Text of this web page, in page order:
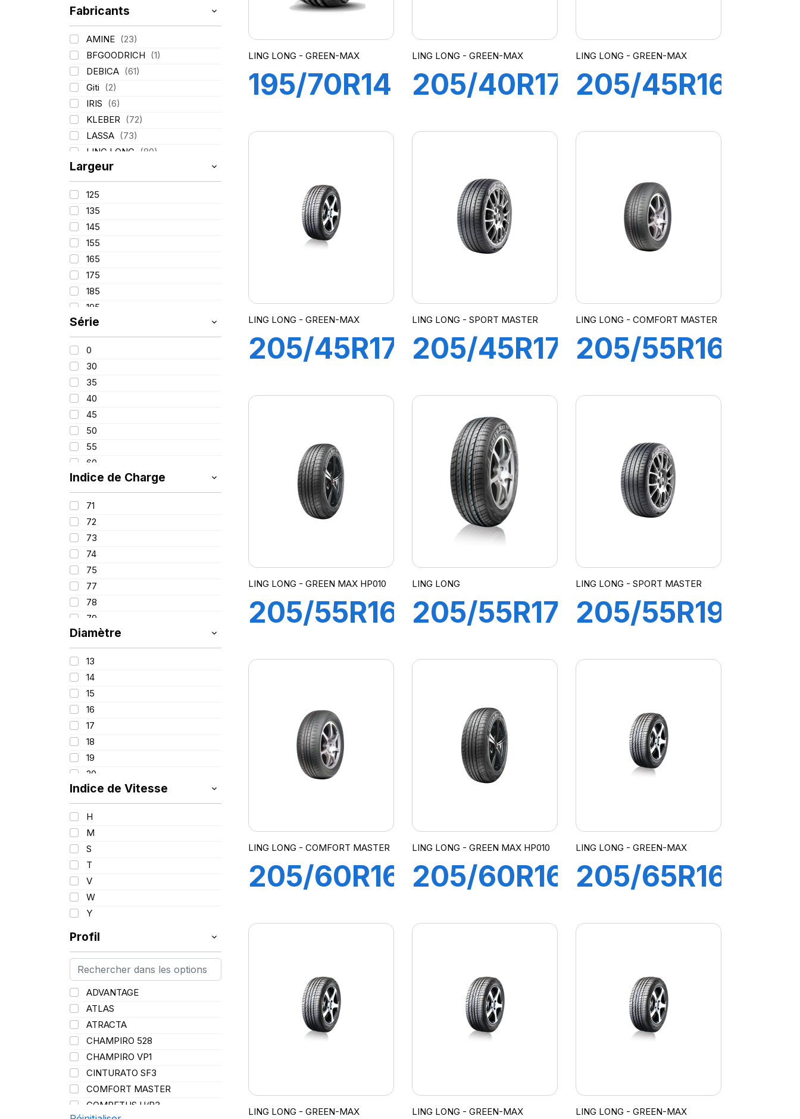
Fabricants
AMINE (23)
BFGOODRICH (1)
DEBICA (61)
Giti (2)
IRIS (6)
KLEBER (72)
LASSA (73)
LING LONG
(80)
MICHELIN
PIRELLI (211)
TIGAR
Largeur
125
135
145
155
165
175
185
195
205
215
225
235
245
255
265
275
285
305
315
Série
0
30
35
40
45
50
55
60
65
70
80
82
650
Indice de Charge
71
72
73
74
75
77
78
79
80
81
82
84
85
86
87
88
89
91
92
93
94
95
96
97
98
100
101
102
103
104
105
106
107
108
109
110
Diamètre
13
14
15
16
17
18
19
20
21
22
23
Indice de Vitesse
H
M
S
T
V
W
Y
Profil
ADVANTAGE
ATLAS
ATRACTA
CHAMPIRO 528
CHAMPIRO VP1
CINTURATO SF3
COMFORT MASTER
COMPETUS H/P3
LING LONG - GREEN-MAX
195/70R14
MAX ET
LING LONG - GREEN-MAX
205/40R17
MAX
LING LONG - GREEN-MAX
205/45R16
MAX
LING LONG - GREEN-MAX
205/45R17
MAX All
Season
LING LONG - SPORT MASTER
205/45R17
SPORT
MASTER
LING LONG - COMFORT MASTER
205/55R16
MASTER
LING LONG - GREEN MAX HP010
205/55R16
MAX
LING LONG
205/55R17
MAX
HP010
LING LONG - SPORT MASTER
205/55R19
MASTER
LING LONG - COMFORT MASTER
205/60R16
MASTER
LING LONG - GREEN MAX HP010
205/60R16
MAX
HP010
LING LONG - GREEN-MAX
205/65R16
MAX
LING LONG - GREEN-MAX LING LONG - GREEN-MAX LING LONG - GREEN-MAX